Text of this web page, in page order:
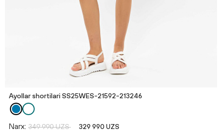
Ayollar shortilari SS25WES-21592-213246
Narx: 349 990 UZS 329 990 UZS